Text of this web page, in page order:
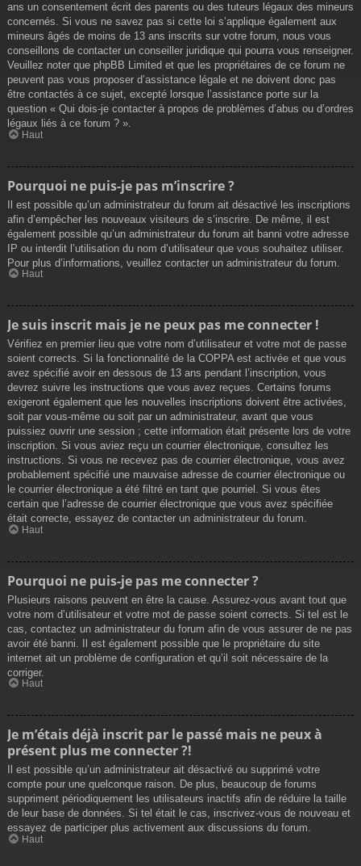
ans un consentement écrit des parents ou des tuteurs légaux des mineurs
concernés. Si vous ne savez pas si cette loi s’applique également aux
mineurs âgés de moins de 13 ans inscrits sur votre forum, nous vous
conseillons de contacter un conseiller juridique qui pourra vous renseigner.
Veuillez noter que phpBB Limited et que les propriétaires de ce forum ne
peuvent pas vous proposer d’assistance légale et ne doivent donc pas
être contactés à ce sujet, excepté lorsque l’assistance porte sur la
question « Qui dois-je contacter à propos de problèmes d’abus ou d’ordres
légaux liés à ce forum ? ».
Haut
Pourquoi ne puis-je pas m’inscrire ?
Il est possible qu’un administrateur du forum ait désactivé les inscriptions
afin d’empêcher les nouveaux visiteurs de s’inscrire. De même, il est
également possible qu’un administrateur du forum ait banni votre adresse
IP ou interdit l’utilisation du nom d’utilisateur que vous souhaitez utiliser.
Pour plus d’informations, veuillez contacter un administrateur du forum.
Haut
Je suis inscrit mais je ne peux pas me connecter !
Vérifiez en premier lieu que votre nom d’utilisateur et votre mot de passe
soient corrects. Si la fonctionnalité de la COPPA est activée et que vous
avez spécifié avoir en dessous de 13 ans pendant l’inscription, vous
devrez suivre les instructions que vous avez reçues. Certains forums
exigeront également que les nouvelles inscriptions doivent être activées,
soit par vous-même ou soit par un administrateur, avant que vous
puissiez ouvrir une session ; cette information était présente lors de votre
inscription. Si vous aviez reçu un courrier électronique, consultez les
instructions. Si vous ne recevez pas de courrier électronique, vous avez
probablement spécifié une mauvaise adresse de courrier électronique ou
le courrier électronique a été filtré en tant que pourriel. Si vous êtes
certain que l’adresse de courrier électronique que vous avez spécifiée
était correcte, essayez de contacter un administrateur du forum.
Haut
Pourquoi ne puis-je pas me connecter ?
Plusieurs raisons peuvent en être la cause. Assurez-vous avant tout que
votre nom d’utilisateur et votre mot de passe soient corrects. Si tel est le
cas, contactez un administrateur du forum afin de vous assurer de ne pas
avoir été banni. Il est également possible que le propriétaire du site
internet ait un problème de configuration et qu’il soit nécessaire de la
corriger.
Haut
Je m’étais déjà inscrit par le passé mais ne peux à
présent plus me connecter ?!
Il est possible qu’un administrateur ait désactivé ou supprimé votre
compte pour une quelconque raison. De plus, beaucoup de forums
suppriment périodiquement les utilisateurs inactifs afin de réduire la taille
de leur base de données. Si tel était le cas, inscrivez-vous de nouveau et
essayez de participer plus activement aux discussions du forum.
Haut